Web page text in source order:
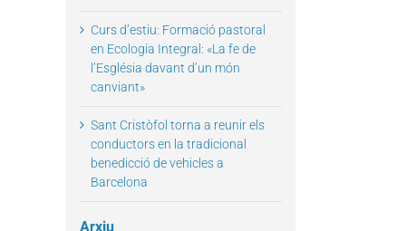
Curs d’estiu: Formació pastoral
en Ecologia Integral: «La fe de
l’Església davant d’un món
canviant»
Sant Cristòfol torna a reunir els
conductors en la tradicional
benedicció de vehicles a
Barcelona
Arxiu